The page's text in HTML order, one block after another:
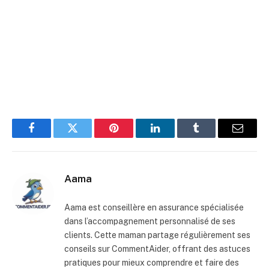
FacebookTwitter Pinterest LinkedInTumblr
E-
Aama
Aama est conseillère en assurance spécialisée
dans l’accompagnement personnalisé de ses
clients. Cette maman partage régulièrement ses
conseils sur CommentAider, offrant des astuces
pratiques pour mieux comprendre et faire des